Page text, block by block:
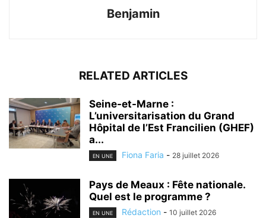
Benjamin
RELATED ARTICLES
Seine-et-Marne :
L’universitarisation du Grand
Hôpital de l’Est Francilien (GHEF)
a...
EN UNE Fiona Faria - 28 juillet 2026
Pays de Meaux : Fête nationale.
Quel est le programme ?
EN UNE Rédaction - 10 juillet 2026